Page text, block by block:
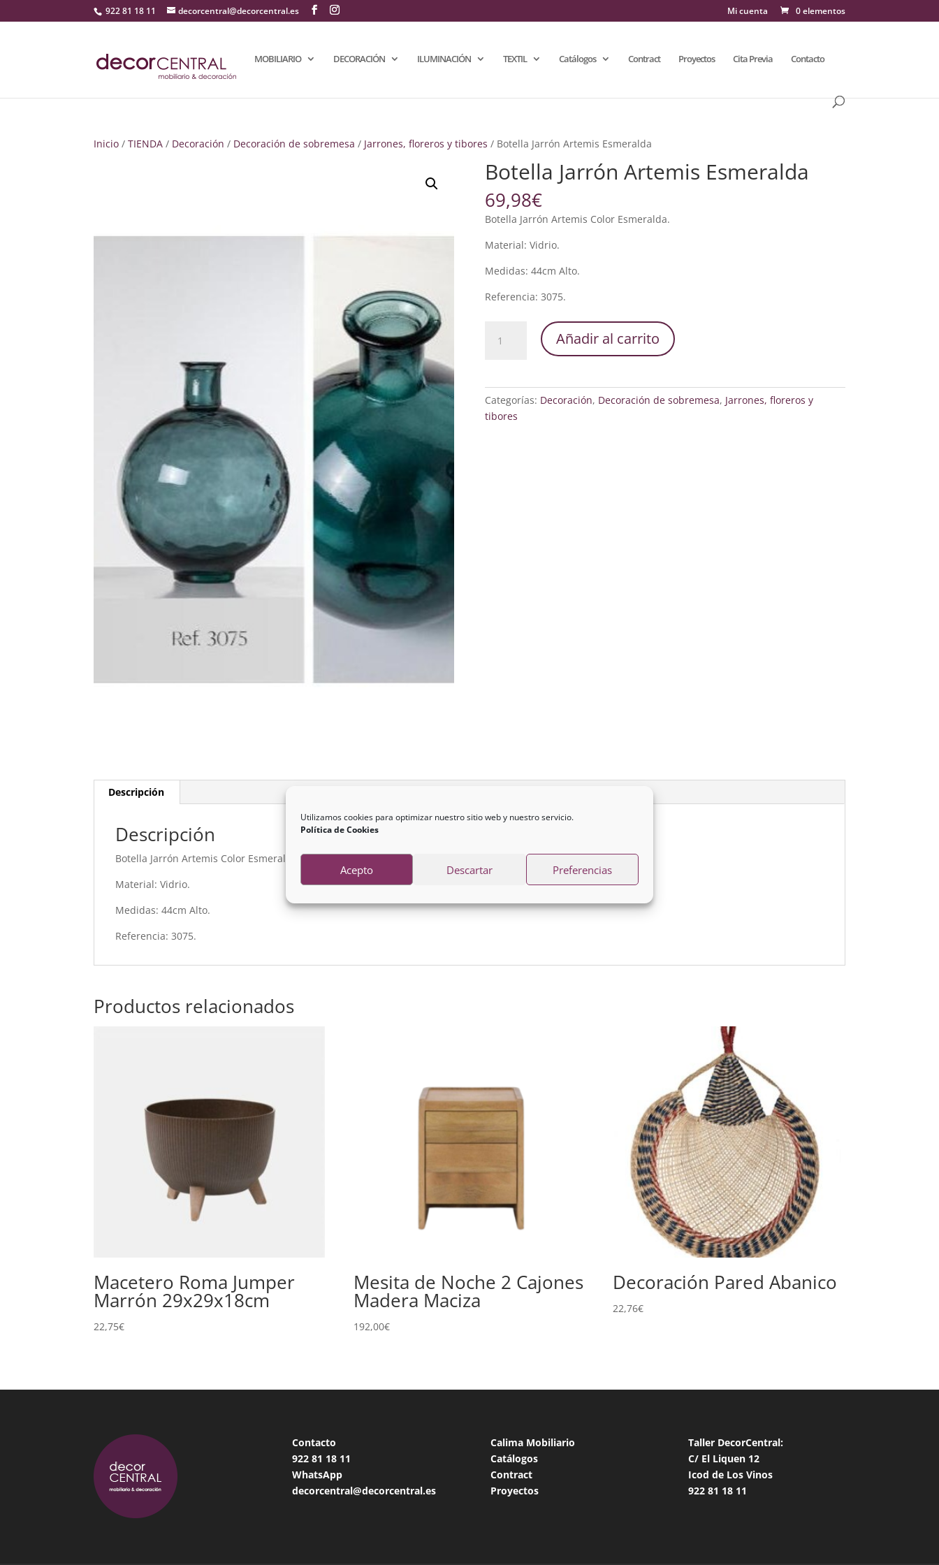
Utilizamos cookies para optimizar nuestro sitio web y nuestro servicio.
Política de Cookies
Acepto Descartar Preferencias
922 81 18 11 decorcentral@decorcentral.es Mi cuenta 0 elementos
MOBILIARIO DECORACIÓN ILUMINACIÓN TEXTIL Catálogos Contract Proyectos Cita Previa Contacto
Inicio /TIENDA / Decoración / Decoración de sobremesa / Jarrones, floreros y tibores / Botella Jarrón Artemis Esmeralda
Botella Jarrón Artemis Esmeralda
69,98€
Botella Jarrón Artemis Color Esmeralda.
Material: Vidrio.
Medidas: 44cm Alto.
Referencia: 3075.
Jarrón
cantidad
Añadir al carrito
Categorías: Decoración, Decoración de sobremesa, Jarrones, floreros y
tibores
Descripción
Descripción
Botella Jarrón Artemis Color Esmeralda.
Material: Vidrio.
Medidas: 44cm Alto.
Referencia: 3075.
Productos relacionados
Macetero Roma Jumper
Marrón 29x29x18cm
22,75€
Mesita de Noche 2 Cajones
Madera Maciza
192,00€
Decoración Pared Abanico
22,76€
Contacto
922 81 18 11
WhatsApp
decorcentral@decorcentral.es
Calima Mobiliario
Catálogos
Contract
Proyectos
Taller DecorCentral:
C/ El Liquen 12
Icod de Los Vinos
922 81 18 11